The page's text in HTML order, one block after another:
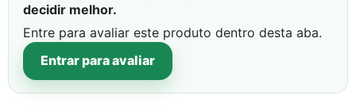
decidir melhor.
Entre para avaliar este produto dentro desta aba.
Entrar para avaliar